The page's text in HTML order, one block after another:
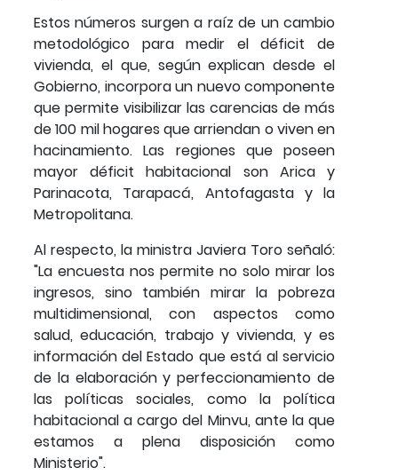
Estos números surgen a raíz de un cambio
metodológico para medir el déficit de
vivienda, el que, según explican desde el
Gobierno, incorpora un nuevo componente
que permite visibilizar las carencias de más
de 100 mil hogares que arriendan o viven en
hacinamiento. Las regiones que poseen
mayor déficit habitacional son Arica y
Parinacota, Tarapacá, Antofagasta y la
Metropolitana.
Al respecto, la ministra Javiera Toro señaló:
"La encuesta nos permite no solo mirar los
ingresos, sino también mirar la pobreza
multidimensional, con aspectos como
salud, educación, trabajo y vivienda, y es
información del Estado que está al servicio
de la elaboración y perfeccionamiento de
las políticas sociales, como la política
habitacional a cargo del Minvu, ante la que
estamos a plena disposición como
Ministerio".